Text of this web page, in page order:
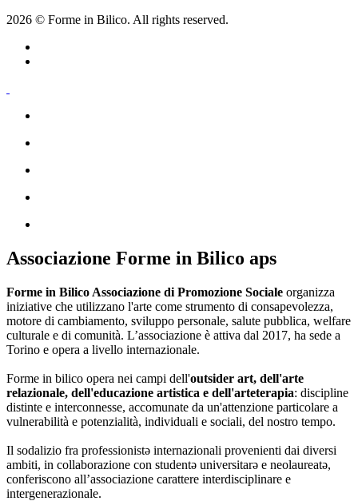
2026 © Forme in Bilico. All rights reserved.
Associazione Forme in Bilico aps
Forme in Bilico Associazione di Promozione Sociale organizza
iniziative che utilizzano l'arte come strumento di consapevolezza,
motore di cambiamento, sviluppo personale, salute pubblica, welfare
culturale e di comunità. L’associazione è attiva dal 2017, ha sede a
Torino e opera a livello internazionale.
Forme in bilico opera nei campi dell'outsider art, dell'arte
relazionale, dell'educazione artistica e dell'arteterapia: discipline
distinte e interconnesse, accomunate da un'attenzione particolare a
vulnerabilità e potenzialità, individuali e sociali, del nostro tempo.
Il sodalizio fra professionistə internazionali provenienti dai diversi
ambiti, in collaborazione con studentə universitarə e neolaureatə,
conferiscono all’associazione carattere interdisciplinare e
intergenerazionale.